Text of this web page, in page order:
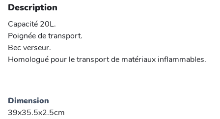
Description
Capacité 20L.
Poignée de transport.
Bec verseur.
Homologué pour le transport de matériaux inflammables.
Dimension
39x35.5x2.5cm